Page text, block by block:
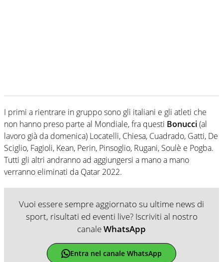
I primi a rientrare in gruppo sono gli italiani e gli atleti che
non hanno preso parte al Mondiale, fra questi Bonucci(al
lavoro già da domenica) Locatelli, Chiesa, Cuadrado, Gatti, De
Sciglio, Fagioli, Kean, Perin, Pinsoglio, Rugani, Soulè e Pogba.
Tutti gli altri andranno ad aggiungersi a mano a mano
verranno eliminati da Qatar 2022.
Vuoi essere sempre aggiornato su ultime news di
sport, risultati ed eventi live? Iscriviti al nostro
canaleWhatsApp
Entra nel canale WhatsApp